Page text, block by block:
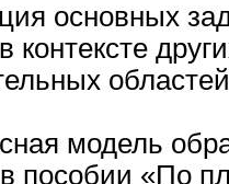
основных
контексте
модель
пособии «По